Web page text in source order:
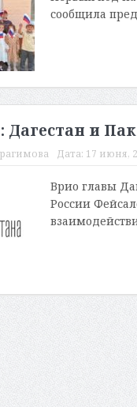
сообщила
и
Дата: 17 июня,
Врио главы
России